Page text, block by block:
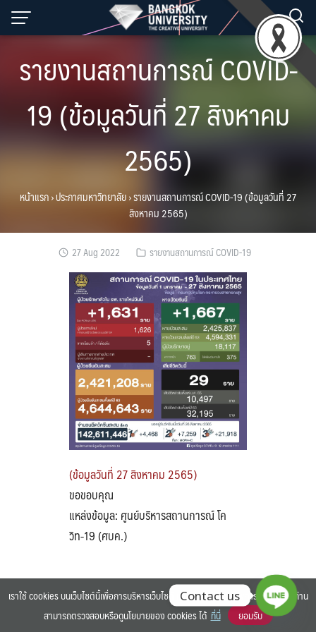
Skip
Search
รายงานสถานการณ์ COVID-
19 (ข้อมูลวันที่ 27 สิงหาคม
2565)
หน้าแรก›ประกาศมหาวิทยาลัย›รายงานสถานการณ์ COVID-19 (ข้อมูลวันที่ 27
สิงหาคม 2565)
27 Aug 2022 รายงานสถานการณ์ COVID-19
(ข้อมูลวันที่ 27 สิงหาคม 2565)
ขอขอบคุณ
แหล่งข้อมูล: ศูนย์บริหารสถานการณ์ โค
วิท-19 (ศบค.)
©2025 BANGKOK UNIVERSITY. ALL RIGHTS RESERVED.
เราใช้ cookies บนเว็บไซต์นี้เพื่อการบริหารเว็บไซต์ และเพิ่มประสิทธิภาพการใช้งานของท่าน
สามารถตรวจสอบหรือดูนโยบายของ cookies ได้ ที่นี่ ยอมรับ
Contact us